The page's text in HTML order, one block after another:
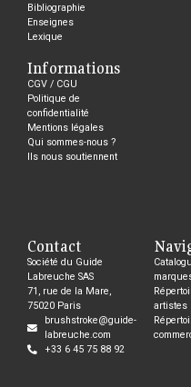
Bibliographie
Enseignes
Lexique
Informations
CGV / CGU
Politique de
confidentialité
Mentions légales
Qui sommes-nous ?
Ils nous soutiennent
Contact
Société du Guide
Labreuche SAS
71, rue de la Mare,
75020 Paris
brushstroke@guide-
labreuche.com
+33 6 45 75 88 92
artistes